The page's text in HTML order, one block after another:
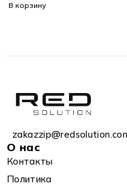
В корзину
О нас
Контакты
Политика